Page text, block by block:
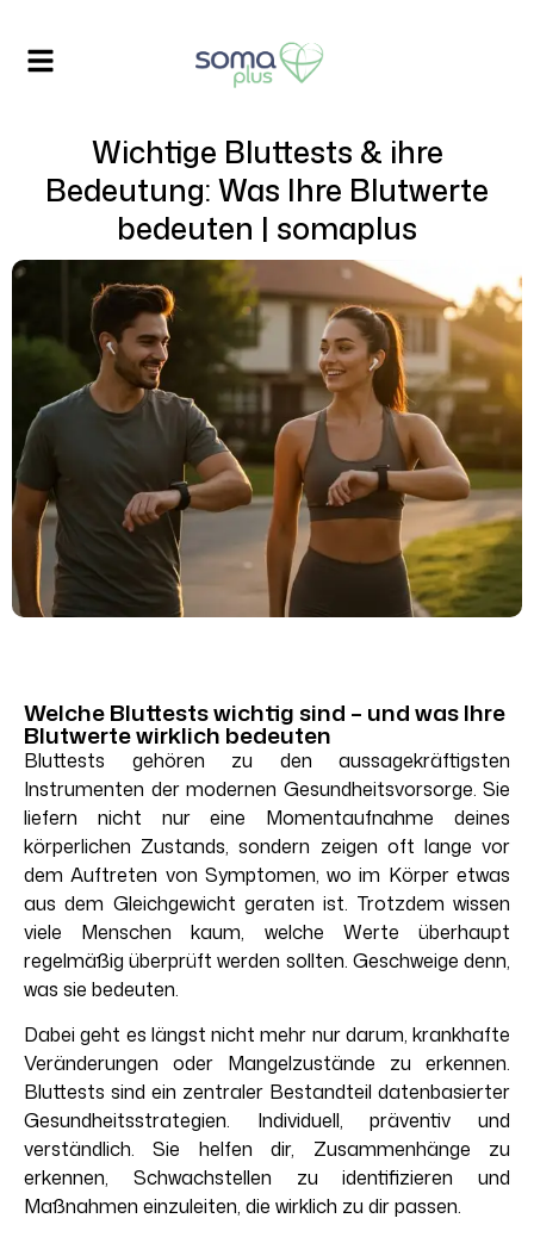
Wichtige Bluttests & ihre
Bedeutung: Was Ihre Blutwerte
bedeuten | somaplus
Welche Bluttests wichtig sind – und was Ihre
Blutwerte wirklich bedeuten
Bluttests gehören zu den aussagekräftigsten
Instrumenten der modernen Gesundheitsvorsorge. Sie
liefern nicht nur eine Momentaufnahme deines
körperlichen Zustands, sondern zeigen oft lange vor
dem Auftreten von Symptomen, wo im Körper etwas
aus dem Gleichgewicht geraten ist. Trotzdem wissen
viele Menschen kaum, welche Werte überhaupt
regelmäßig überprüft werden sollten. Geschweige denn,
was sie bedeuten.
Dabei geht es längst nicht mehr nur darum, krankhafte
Veränderungen oder Mangelzustände zu erkennen.
Bluttests sind ein zentraler Bestandteil datenbasierter
Gesundheitsstrategien. Individuell, präventiv und
verständlich. Sie helfen dir, Zusammenhänge zu
erkennen, Schwachstellen zu identifizieren und
Maßnahmen einzuleiten, die wirklich zu dir passen.